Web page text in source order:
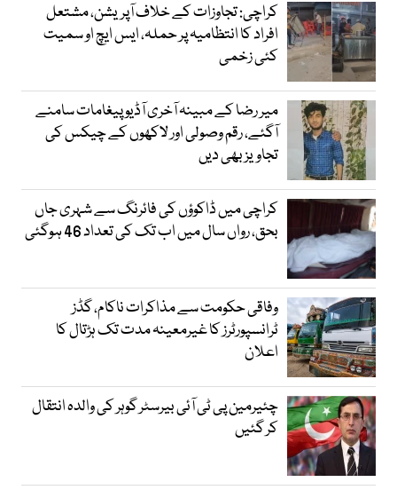
کراچی: تجاوزات کے خلاف آپریشن، مشتعل
افراد کا انتظامیہ پر حملہ، ایس ایچ او سمیت
کئی زخمی
میر رضا کے مبینہ آخری آڈیو پیغامات سامنے
آگئے، رقم وصولی اور لاکھوں کے چیکس کی
تجاویز بھی دیں
کراچی میں ڈاکوؤں کی فائرنگ سے شہری جاں
بحق، رواں سال میں اب تک کی تعداد 46 ہوگئی
وفاقی حکومت سے مذاکرات ناکام، گڈز
ٹرانسپورٹرز کا غیرمعینہ مدت تک ہڑتال کا
اعلان
چئیرمین پی ٹی آئی بیرسٹر گوہر کی والدہ انتقال
کر گئیں